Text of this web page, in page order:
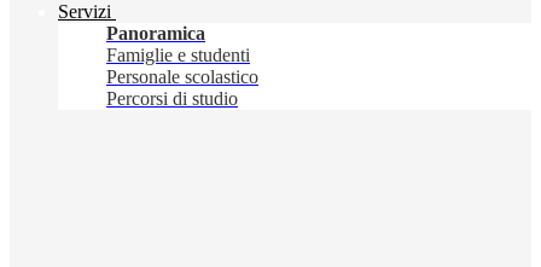
Servizi
Panoramica
Famiglie e studenti
Personale scolastico
Percorsi di studio